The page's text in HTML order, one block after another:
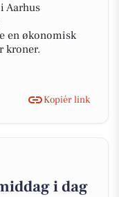
Aarhus
en økonomisk
kroner.
Kopiér link
i dag